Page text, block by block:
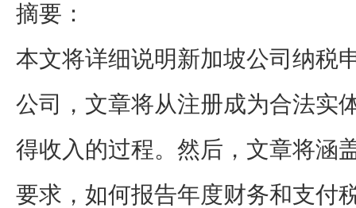
摘要：
本文将详细说明新加坡公司纳税
公司，文章将从注册成为合法实
得收入的过程。然后，文章将涵
要求，如何报告年度财务和支付